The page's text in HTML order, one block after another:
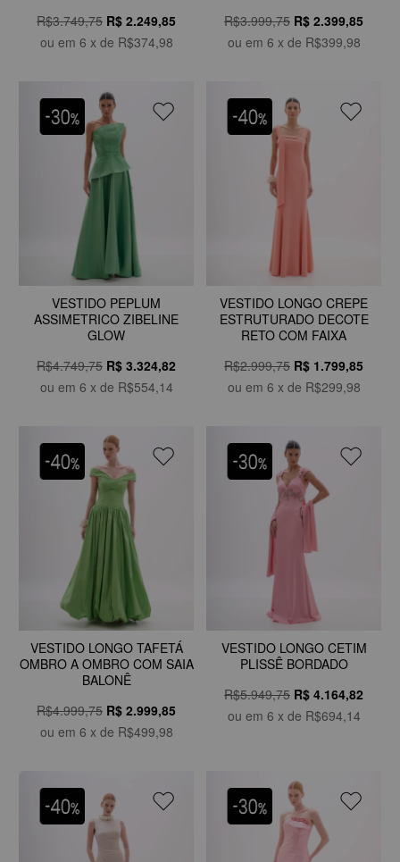
R$3.749,75 R$ 2.249,85
ou em 6 x de R$374,98
R$3.999,75 R$ 2.399,85
ou em 6 x de R$399,98
VESTIDO PEPLUM
ASSIMETRICO ZIBELINE
GLOW
R$4.749,75 R$ 3.324,82
ou em 6 x de R$554,14
VESTIDO LONGO CREPE
ESTRUTURADO DECOTE
RETO COM FAIXA
R$2.999,75 R$ 1.799,85
ou em 6 x de R$299,98
VESTIDO LONGO TAFETÁ
OMBRO A OMBRO COM SAIA
BALONÊ
R$4.999,75 R$ 2.999,85
ou em 6 x de R$499,98
VESTIDO LONGO CETIM
PLISSÊ BORDADO
R$5.949,75 R$ 4.164,82
ou em 6 x de R$694,14